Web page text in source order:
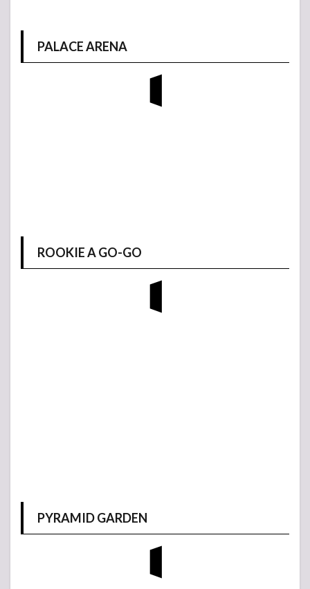
PALACE ARENA
ROOKIE A GO-GO
PYRAMID GARDEN